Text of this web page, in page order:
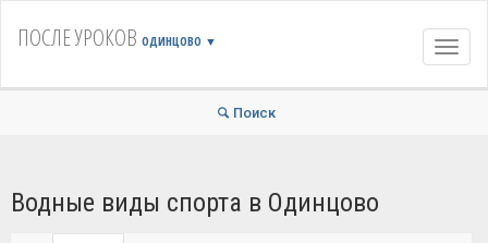
ПОСЛЕ УРОКОВ ОДИНЦОВО ▼
Поиск
Водные виды спорта в Одинцово